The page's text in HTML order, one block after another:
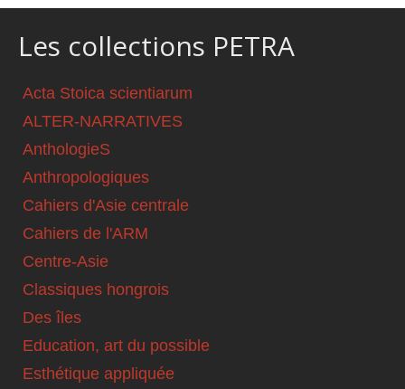
Les collections PETRA
Acta Stoica scientiarum
ALTER-NARRATIVES
AnthologieS
Anthropologiques
Cahiers d'Asie centrale
Cahiers de l'ARM
Centre-Asie
Classiques hongrois
Des îles
Education, art du possible
Esthétique appliquée